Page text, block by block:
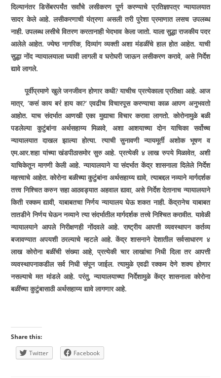
दिल्यानंतर डिसेंबरपर्यंत सर्वांचे लसीकरण पूर्ण करण्याचे प्रतिज्ञापत्र न्यायालयात
सादर केले आहे. लसीकरणाची यंत्रणा असली तरी पुरेशा प्रमाणात लसच उपलब्ध
नाही. उपलब्ध लसीचे वितरण करतानाही भेदभाव केला जातो. याला सुद्धा राजकीय पदर
आलेले आहेत. ज्येष्ठ नागरिक,दिव्यांग व्यक्ती अशा मंडळींचे हाल होत आहेत. याची
सुद्धा नोंद न्यायालयाला घ्यावी लागली व घरोघरी जाऊन लसीकरण करावे, असे निर्देश
द्यावे लागले.
पूर्वीप्रमाणे खुले जनजीवन होणार कधी?याचीच प्रत्येकाला प्रतिक्षा आहे. आज
मात्र, ‘कसं काय बरं हाय का?‘एवढीच विचारपूस करण्याचा काळ आपण अनुभवतो
आहोत. याच संदर्भात आणखी एका मुद्याचा विचार करावा लागतो. कोरोनामुळे बळी
पडलेल्या कुटुंबांना अर्थसहाय्य मिळावे,अशा आशयाच्या दोन याचिका सर्वोच्च
न्यायालयात दाखल झाल्या होत्या. त्याची सुनावणी न्यायमूर्ती अशोक भूषण व
एम.आर.शहा यांच्या खंडपीठासमोर सुरु आहे. प्रत्येकी ४ लाख रुपये मिळावेत, अशी
याचिकेतून मागणी केली आहे. न्यायालयाने या संदर्भात केंद्र शासनाला दिलेले निर्देश
महत्त्वाचे आहेत. कोरोना बळीच्या कुटुंबांना अर्थसहाय्य द्यावे,त्याबद्दल नव्याने मार्गदर्शक
तत्त्व निश्चित करुन सहा आठवड्यात अहवाल द्यावा,असे निर्देश देतानाच न्यायालयाने
किती रक्कम द्यावी,याबाबतचा निर्णय न्यायालय घेऊ शकत नाही. केंद्रानेच याबाबत
तातडीने निर्णय घेऊन नव्याने त्या संदर्भातील मार्गदर्शक तत्त्वे निश्चित करावीत. यावेळी
न्यायालयाने आपले निरीक्षणही नोंदवले आहे. राष्ट्रीय आपत्ती व्यवस्थापन कर्तव्य
बजावण्यात अपयशी ठरल्याचे म्हटले आहे. केंद्र शासनाने देशातील सर्वसाधारण ४
लाख कोरोना बळींची संख्या आहे,प्रत्येकी चार लाखांचा निधी दिला तर आपत्ती
व्यवस्थापनाकडील सर्व निधी संपून जाईल. त्यामुळे एवढी रक्कम देणे शक्य होणार
नसल्याचे मत मांडले आहे. परंतु,न्यायालयाच्या निर्देशामुळे केंद्र शासनाला कोरोना
बळींच्या कुटुंबासाठी अर्थसहाय्य द्यावे लागणार आहे.
Share this:
Twitter
Facebook